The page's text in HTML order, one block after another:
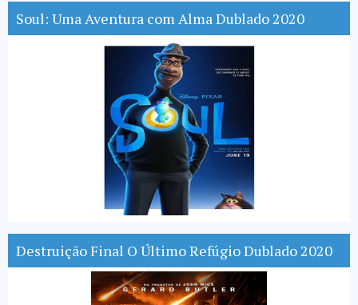
Soul: Uma Aventura com Alma Dublado 2020
Destruição Final O Último Refúgio Dublado 2020